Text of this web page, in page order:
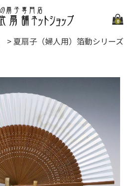
0
> 夏扇子（婦人用）箔動シリーズ